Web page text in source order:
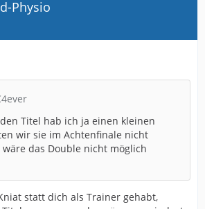
Physio
Titel hab ich ja einen kleinen
wir sie im Achtenfinale nicht
das Double nicht möglich
statt dich als Trainer gehabt,